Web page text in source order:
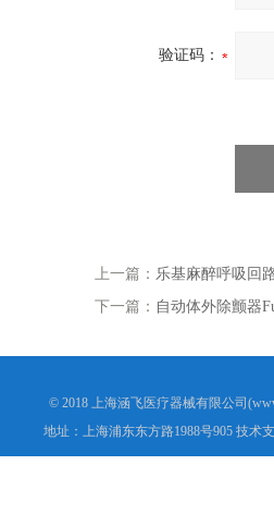
验证码：
上一篇： 乐基麻醉呼吸回
下一篇： 自动体外除颤器
© 2018 上海涵飞医疗器械有限公司
地址：上海浦东东方路1988号905 技术